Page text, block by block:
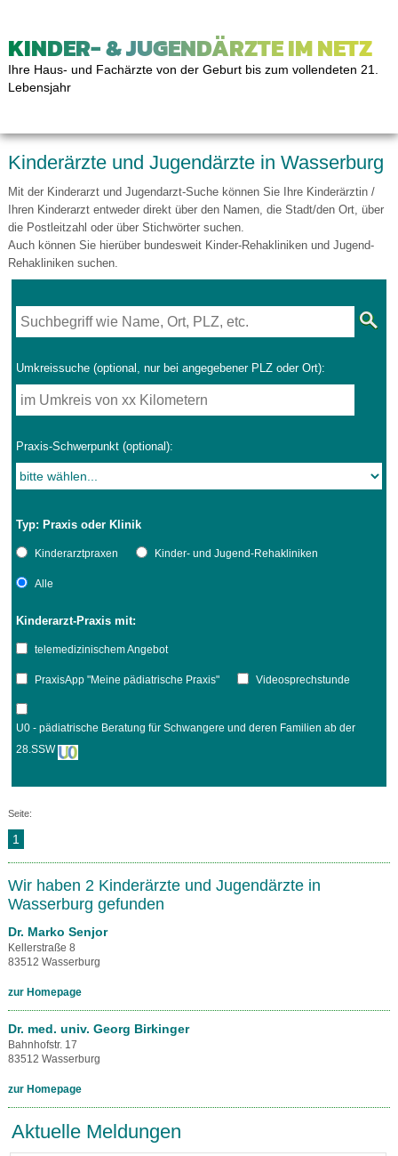
KINDER- & JUGENDÄRZTE IM NETZ
Ihre Haus- und Fachärzte von der Geburt bis zum vollendeten 21.
Lebensjahr
Kinderärzte und Jugendärzte in Wasserburg
Mit der Kinderarzt und Jugendarzt-Suche können Sie Ihre Kinderärztin /
Ihren Kinderarzt entweder direkt über den Namen, die Stadt/den Ort, über
die Postleitzahl oder über Stichwörter suchen.
Auch können Sie hierüber bundesweit Kinder-Rehakliniken und Jugend-
Rehakliniken suchen.
Umkreissuche (optional, nur bei angegebener PLZ oder Ort):
Praxis-Schwerpunkt (optional):
Typ: Praxis oder Klinik
Kinderarztpraxen Kinder- und Jugend-Rehakliniken
Alle
Kinderarzt-Praxis mit:
telemedizinischem Angebot
PraxisApp "Meine pädiatrische Praxis" Videosprechstunde
U0 - pädiatrische Beratung für Schwangere und deren Familien ab der
28.SSW
Seite:
1
Wir haben 2 Kinderärzte und Jugendärzte in
Wasserburg gefunden
Dr. Marko Senjor
Kellerstraße 8
83512 Wasserburg
zur Homepage
Dr. med. univ. Georg Birkinger
Bahnhofstr. 17
83512 Wasserburg
zur Homepage
Aktuelle Meldungen